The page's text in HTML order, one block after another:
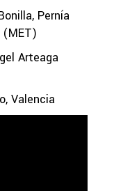
Pernía
(MET)
Arteaga
Valencia